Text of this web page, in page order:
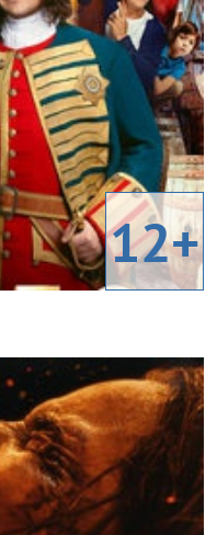
12+